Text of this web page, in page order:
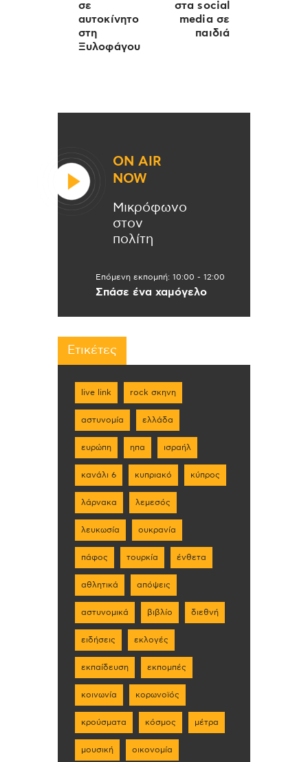
σε
αυτοκίνητο
στη
Ξυλοφάγου
στα social
media σε
παιδιά
ON AIR
NOW
Μικρόφωνο
στον
πολίτη
Επόμενη εκπομπή: 10:00 - 12:00
Σπάσε ένα χαμόγελο
Ετικέτες
live link rock σκηνη
αστυνομία ελλάδα
ευρώπη ηπα ισραήλ
κανάλι 6 κυπριακό κύπρος
λάρνακα λεμεσός
λευκωσία ουκρανία
πάφος τουρκία ένθετα
αθλητικά απόψεις
αστυνομικά βιβλίο διεθνή
ειδήσεις εκλογές
εκπαίδευση εκπομπές
κοινωνία κορωνοϊός
κρούσματα κόσμος μέτρα
μουσική οικονομία